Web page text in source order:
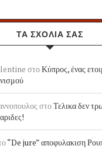
ΤΑ ΣΧΟΛΙΑ ΣΑΣ
στοΚύπρος, ένας
στοΤελικα δεν
“De jure” αποφυλακιση